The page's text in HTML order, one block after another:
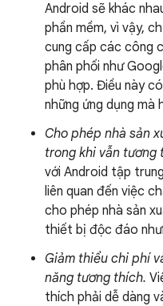
Android sẽ khác
phần mềm, vì vậy,
cung cấp các công
phân phối như
phù hợp. Điều này
những ứng dụng
Cho phép nhà sản
trong khi vẫn tương
với Android tập
liên quan đến việc
cho phép nhà sản
thiết bị độc đáo
Giảm thiểu chi phí
năng tương thích.
thích phải dễ dàng